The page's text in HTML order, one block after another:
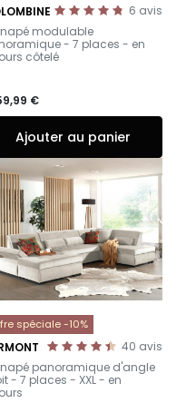
6 avis
modulable
- 7 places - en
côtelé
€
Ajouter au panier
spéciale -10%
40 avis
panoramique d'angle
- 7 places - XXL - en